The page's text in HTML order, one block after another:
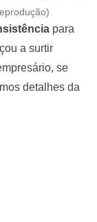
para
a surtir
se
detalhes da